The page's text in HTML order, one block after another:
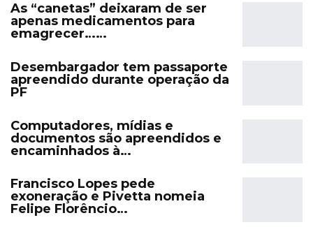
As “canetas” deixaram de ser
apenas medicamentos para
emagrecer……
Desembargador tem passaporte
apreendido durante operação da
PF
Computadores, mídias e
documentos são apreendidos e
encaminhados à…
Francisco Lopes pede
exoneração e Pivetta nomeia
Felipe Florêncio…